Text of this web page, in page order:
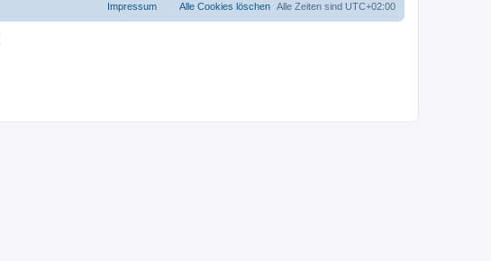
Alle Zeiten sind UTC+02:00
Alle Cookies löschen
Impressum